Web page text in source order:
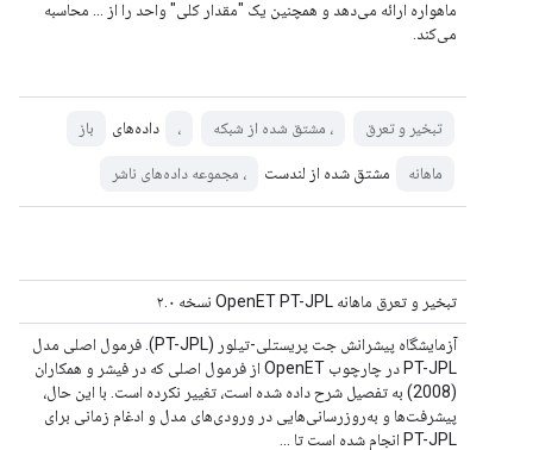
ماهواره ارائه می‌دهد و همچنین یک "مقدار کلی" واحد را از ... محاسبه
می‌کند.
تبخیر و تعرق ، مشتق شده از شبکه ، داده‌های باز
ماهانه مشتق شده از لندست ، مجموعه داده‌های ناشر
تبخیر و تعرق ماهانه OpenET PT-JPL نسخه ۲.۰
آزمایشگاه پیشرانش جت پریستلی-تیلور (PT-JPL). فرمول اصلی مدل
PT-JPL در چارچوب OpenET از فرمول اصلی که در فیشر و همکاران
(2008) به تفصیل شرح داده شده است، تغییر نکرده است. با این حال،
پیشرفت‌ها و به‌روزرسانی‌هایی در ورودی‌های مدل و ادغام زمانی برای
PT-JPL انجام شده است تا ...